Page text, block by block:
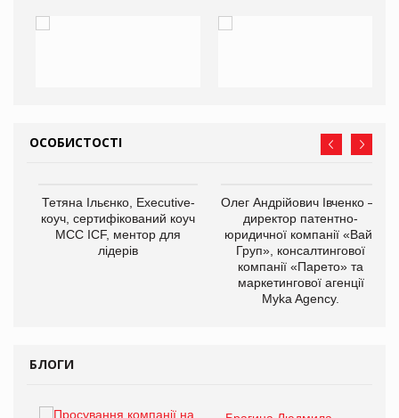
ОСОБИСТОСТІ
Тетяна Ільєнко, Executive-
коуч, сертифікований коуч
МСС ICF, ментор для
лідерів
Олег Андрійович Івченко —
директор патентно-
юридичної компанії «Вайз
Груп», консалтингової
компанії «Парето» та
маркетингової агенції
Myka Agency.
БЛОГИ